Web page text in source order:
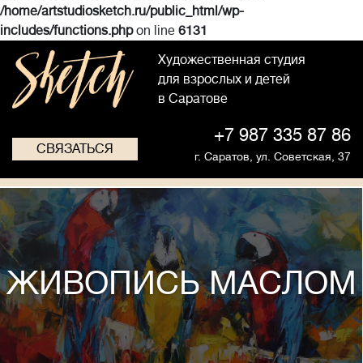
/home/artstudiosketch.ru/public_html/wp-
includes/functions.phpon line 6131
Художественная студия
для взрослых и детей
в Саратове
СВЯЗАТЬСЯ
+7 987 335 87 86
г. Саратов, ул. Советская, 37
ЖИВОПИСЬ МАСЛОМ